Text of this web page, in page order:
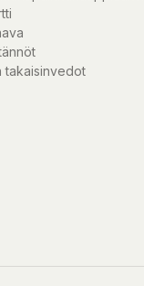
mitä hyötyä
torkuille.
takaisinvedot